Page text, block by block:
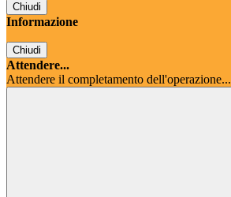
Chiudi
Informazione
Chiudi
Attendere...
Attendere il completamento dell'operazione...